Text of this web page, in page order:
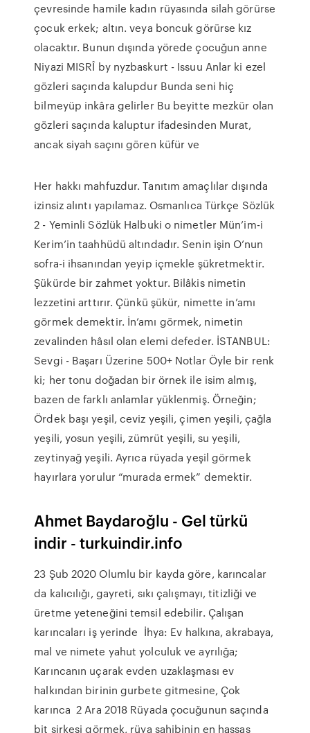
çevresinde hamile kadın rüyasında silah görürse
çocuk erkek; altın. veya boncuk görürse kız
olacaktır. Bunun dışında yörede çocuğun anne
Niyazi MISRÎ by nyzbaskurt - Issuu Anlar ki ezel
gözleri saçında kalupdur Bunda seni hiç
bilmeyüp inkâra gelirler Bu beyitte mezkür olan
gözleri saçında kaluptur ifadesinden Murat,
ancak siyah saçını gören küfür ve
Her hakkı mahfuzdur. Tanıtım amaçlılar dışında
izinsiz alıntı yapılamaz. Osmanlıca Türkçe Sözlük
2 - Yeminli Sözlük Halbuki o nimetler Mün’im-i
Kerim’in taahhüdü altındadır. Senin işin O’nun
sofra-i ihsanından yeyip içmekle şükretmektir.
Şükürde bir zahmet yoktur. Bilâkis nimetin
lezzetini arttırır. Çünkü şükür, nimette in’amı
görmek demektir. İn’amı görmek, nimetin
zevalinden hâsıl olan elemi defeder. İSTANBUL:
Sevgi - Başarı Üzerine 500+ Notlar Öyle bir renk
ki; her tonu doğadan bir örnek ile isim almış,
bazen de farklı anlamlar yüklenmiş. Örneğin;
Ördek başı yeşil, ceviz yeşili, çimen yeşili, çağla
yeşili, yosun yeşili, zümrüt yeşili, su yeşili,
zeytinyağ yeşili. Ayrıca rüyada yeşil görmek
hayırlara yorulur “murada ermek” demektir.
Ahmet Baydaroğlu - Gel türkü
indir - turkuindir.info
23 Şub 2020 Olumlu bir kayda göre, karıncalar
da kalıcılığı, gayreti, sıkı çalışmayı, titizliği ve
üretme yeteneğini temsil edebilir. Çalışan
karıncaları iş yerinde İhya: Ev halkına, akrabaya,
mal ve nimete yahut yolculuk ve ayrılığa;
Karıncanın uçarak evden uzaklaşması ev
halkından birinin gurbete gitmesine, Çok
karınca 2 Ara 2018 Rüyada çocuğunun saçında
bit sirkesi görmek, rüya sahibinin en hassas